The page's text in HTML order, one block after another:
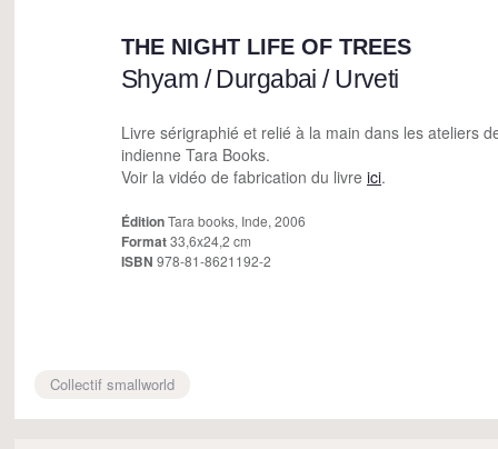
THE NIGHT LIFE OF TREES
Shyam / Durgabai / Urveti
Livre sérigraphié et relié à la main dans les ateliers
indienne Tara Books.
Voir la vidéo de fabrication du livre ici.
ÉditionTara books, Inde, 2006
Format33,6x24,2 cm
ISBN 978-81-8621192-2
Collectif smallworld